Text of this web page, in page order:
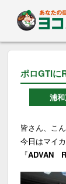
ポロGTIに
浦
皆さん、こ
今日はマイ
『ADVAN